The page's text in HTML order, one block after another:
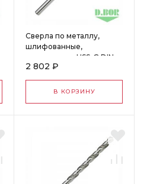
Сверла по металлу,
шлифованные,
удлиненные, HSS-G DIN
340, 6,5*97/148 (10 шт.)
"D.BOR" W-005-4400650
2 802 ₽
В КОРЗИНУ